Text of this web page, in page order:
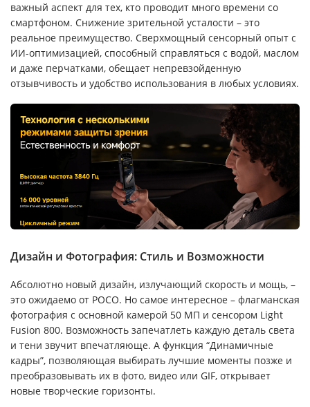
важный аспект для тех, кто проводит много времени со
смартфоном. Снижение зрительной усталости – это
реальное преимущество. Сверхмощный сенсорный опыт с
ИИ-оптимизацией, способный справляться с водой, маслом
и даже перчатками, обещает непревзойденную
отзывчивость и удобство использования в любых условиях.
Дизайн и Фотография: Стиль и Возможности
Абсолютно новый дизайн, излучающий скорость и мощь, –
это ожидаемо от POCO. Но самое интересное – флагманская
фотография с основной камерой 50 МП и сенсором Light
Fusion 800. Возможность запечатлеть каждую деталь света
и тени звучит впечатляюще. А функция “Динамичные
кадры”, позволяющая выбирать лучшие моменты позже и
преобразовывать их в фото, видео или GIF, открывает
новые творческие горизонты.